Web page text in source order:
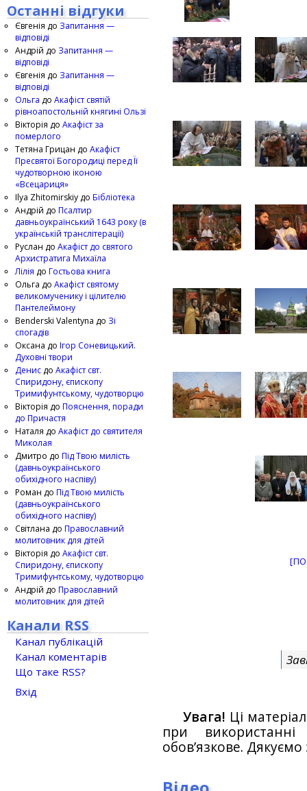
Увага! Ці
при
обов’язкове.
Останні відгуки
Євгенія до Запитання —
відповіді
Андрій до Запитання —
відповіді
Євгенія до Запитання —
відповіді
Ольга до Акафіст святій
рівноапостольній княгині Ользі
Вікторія до Акафіст за
померлого
Тетяна Грицан до Акафіст
Пресвятої Богородиці перед Її
чудотворною іконою
«Всецариця»
Ilya Zhitomirskiy до Бібліотека
Андрій до Псалтир
давньоукраїнський 1643 року (в
українській транслітерації)
Руслан до Акафіст до святого
Архистратига Михаїла
Лілія до Гостьова книга
Ольга до Акафіст святому
великомученику і цілителю
Пантелеймону
Benderski Valentyna до Зі
спогадів
Оксана до Ігор Соневицький.
Духовні твори
Денис до Акафіст свт.
Спиридону, єпископу
Тримифунтському, чудотворцю
Вікторія до Пояснення, поради
до Причастя
Наталя до Акафіст до святителя
Миколая
Дмитро до Під Твою милість
(давньоукраїнського
обихідного наспіву)
Роман до Під Твою милість
(давньоукраїнського
обихідного наспіву)
Світлана до Православний
молитовник для дітей
Вікторія до Акафіст свт.
Спиридону, єпископу
Тримифунтському, чудотворцю
Андрій до Православний
молитовник для дітей
Канали RSS
Канал публікацій
Канал коментарів
Що таке RSS?
Вхід